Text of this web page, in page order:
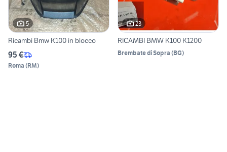
5
Ricambi Bmw K100 in blocco
95 €
Roma (RM)
23
RICAMBI BMW K100 K1200
Brembate di Sopra (BG)